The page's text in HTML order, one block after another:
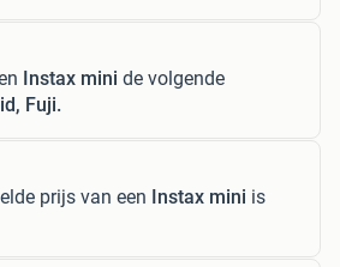
Instax mini de volgende
Fuji.
prijs van een Instax mini is